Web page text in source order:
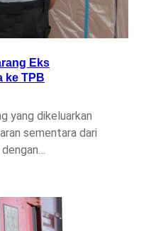
Eks
ke TPB
yang dikeluarkan
sementara dari